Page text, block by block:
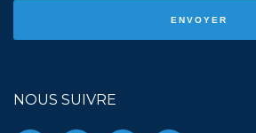
NOUS SUIVRE